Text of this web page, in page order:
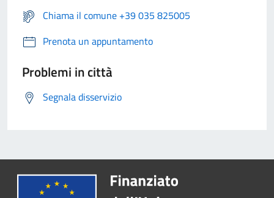
Chiama il comune +39 035 825005
Prenota un appuntamento
Problemi in città
Segnala disservizio